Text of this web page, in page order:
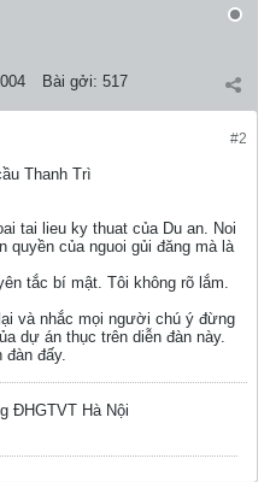
Bài gởi: 517
#2
Thanh Trì
tai lieu ky thuat của Du an. Noi
quyền của nguoi gủi đăng mà là
tắc bí mật. Tôi không rõ lắm.
và nhắc mọi người chú ý đừng
dự án thục trên diễn đàn này.
đàn đấy.
ĐHGTVT Hà Nội